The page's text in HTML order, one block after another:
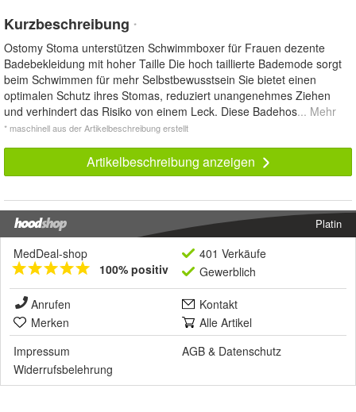
Kurzbeschreibung *
Ostomy Stoma unterstützen Schwimmboxer für Frauen dezente
Badebekleidung mit hoher Taille Die hoch taillierte Bademode sorgt
beim Schwimmen für mehr Selbstbewusstsein Sie bietet einen
optimalen Schutz ihres Stomas, reduziert unangenehmes Ziehen
und verhindert das Risiko von einem Leck. Diese Badehos... Mehr
* maschinell aus der Artikelbeschreibung erstellt
Artikelbeschreibung anzeigen
Platin
MedDeal-shop
100% positiv
401 Verkäufe
Gewerblich
Anrufen
Kontakt
Merken
Alle Artikel
Impressum
AGB & Datenschutz
Widerrufsbelehrung